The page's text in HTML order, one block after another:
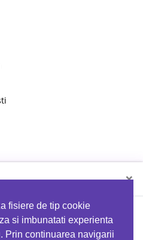
fisiere de tip cookie
si imbunatati experienta
Prin continuarea navigarii
×